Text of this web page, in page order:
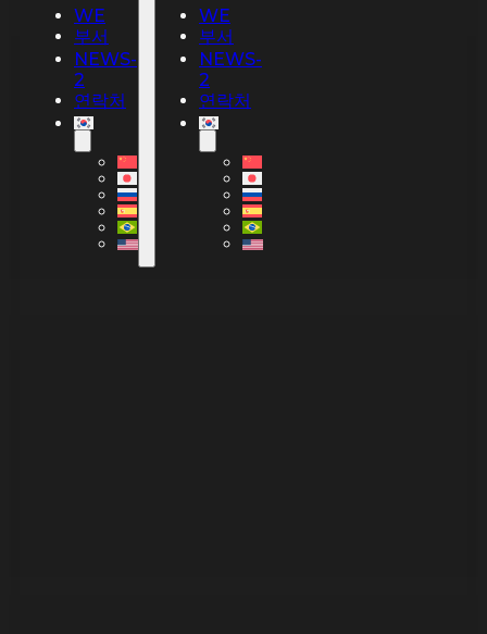
WE
부서
NEWS-
2
연락처
WE
부서
NEWS-
2
연락처